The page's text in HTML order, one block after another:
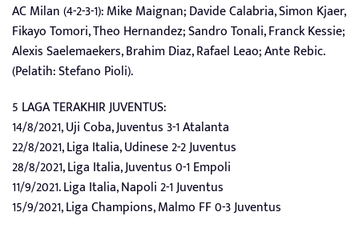
AC Milan (4-2-3-1): Mike Maignan; Davide Calabria, Simon Kjaer,
Fikayo Tomori, Theo Hernandez; Sandro Tonali, Franck Kessie;
Alexis Saelemaekers, Brahim Diaz, Rafael Leao; Ante Rebic.
(Pelatih: Stefano Pioli).
5 LAGA TERAKHIR JUVENTUS:
14/8/2021, Uji Coba, Juventus 3-1 Atalanta
22/8/2021, Liga Italia, Udinese 2-2 Juventus
28/8/2021, Liga Italia, Juventus 0-1 Empoli
11/9/2021. Liga Italia, Napoli 2-1 Juventus
15/9/2021, Liga Champions, Malmo FF 0-3 Juventus